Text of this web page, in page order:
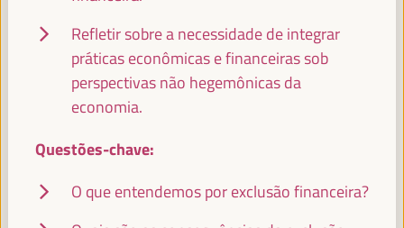
EMILIA SÁIZ
Secretaria General - Cidades e Governos Locais Unidos
(CGLU) UCLG
FRANCISCO TOAJAS
Deputado para a Cooperação Internacional do Conselho
Provincial de Sevilha e Presidente da Comissão de... -
Fundo Andaluz de Municípios para a Solidariedade
Refletir sobre a necessidade de integrar
práticas econômicas e financeiras sob
perspectivas não hegemônicas da
economia.
Questões-chave:
O que entendemos por exclusão financeira?